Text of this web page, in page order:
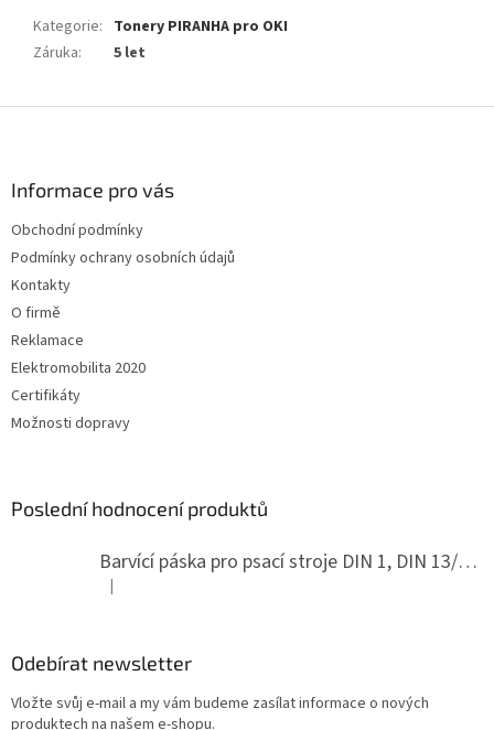
Kategorie: Tonery PIRANHA pro OKI
Záruka: 5 let
Informace pro vás
Obchodní podmínky
Podmínky ochrany osobních údajů
Kontakty
O firmě
Reklamace
Elektromobilita 2020
Certifikáty
Možnosti dopravy
Poslední hodnocení produktů
Barvící páska pro psací stroje DIN 1, DIN 13/10, LAND, PA červenočerná
Hodnocení produktu je 5 z 5 hvězdiček.
|
Odebírat newsletter
Vložte svůj e-mail a my vám budeme zasílat informace o nových
produktech na našem e-shopu.